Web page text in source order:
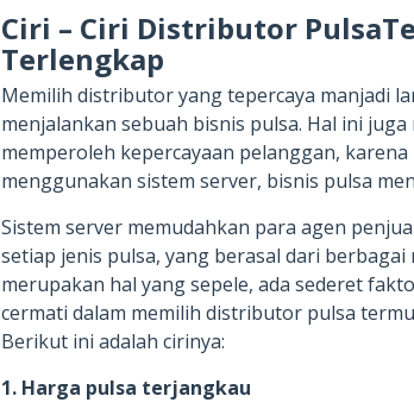
Ciri – Ciri Distributor
Terlengkap
Memilih distributor yang tepercaya manjadi
menjalankan sebuah bisnis pulsa. Hal ini
memperoleh kepercayaan pelanggan,
menggunakan sistem server, bisnis pulsa
Sistem server memudahkan para agen
setiap jenis pulsa, yang berasal dari
merupakan hal yang sepele, ada sederet
cermati dalam memilih distributor pulsa
Berikut ini adalah cirinya:
1. Harga pulsa terjangkau